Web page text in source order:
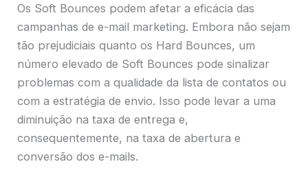
Os Soft Bounces podem afetar a eficácia das
campanhas de e-mail marketing. Embora não sejam
tão prejudiciais quanto os Hard Bounces, um
número elevado de Soft Bounces pode sinalizar
problemas com a qualidade da lista de contatos ou
com a estratégia de envio. Isso pode levar a uma
diminuição na taxa de entrega e,
consequentemente, na taxa de abertura e
conversão dos e-mails.